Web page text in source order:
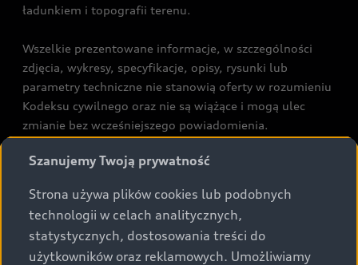
ładunkiem i topografii terenu.
Wszelkie prezentowane informacje, w szczególności
zdjęcia, wykresy, specyfikacje, opisy, rysunki lub
parametry techniczne nie stanowią oferty w rozumieniu
Kodeksu cywilnego oraz nie są wiążące i mogą ulec
zmianie bez wcześniejszego powiadomienia.
rozumieniu art. 5561§2 Kodeksu cywilnego oraz art.
Podane kwoty są rekomendowane i obejmują podatek
VAT (23%), chyba że inaczej zaznaczono.
Szanujemy Twoją prywatność
Strona używa plików cookies lub podobnych
technologii w celach analitycznych,
statystycznych, dostosowania treści do
użytkowników oraz reklamowych. Umożliwiamy